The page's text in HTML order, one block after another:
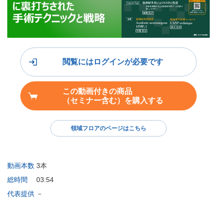
動画本数 3本
総時間
03:54
代表提供 －
閲覧にはログインが必要です
この動画付きの商品
（セミナー含む）を購入する
領域フロアのページはこちら